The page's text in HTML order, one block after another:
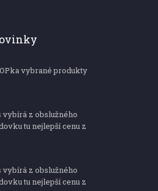
vybrané produkty
z obslužného
tu nejlepší cenu z
z obslužného
tu nejlepší cenu z